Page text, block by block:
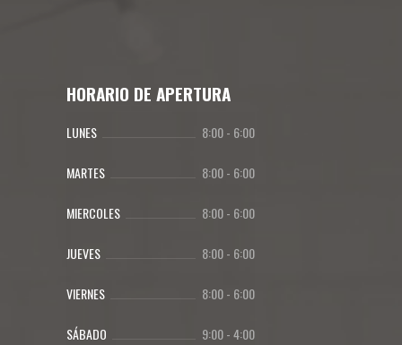
HORARIO DE APERTURA
LUNES 8:00- 6:00
MARTES 8:00- 6:00
MIERCOLES 8:00- 6:00
JUEVES 8:00- 6:00
VIERNES 8:00- 6:00
SÁBADO 9:00-4:00